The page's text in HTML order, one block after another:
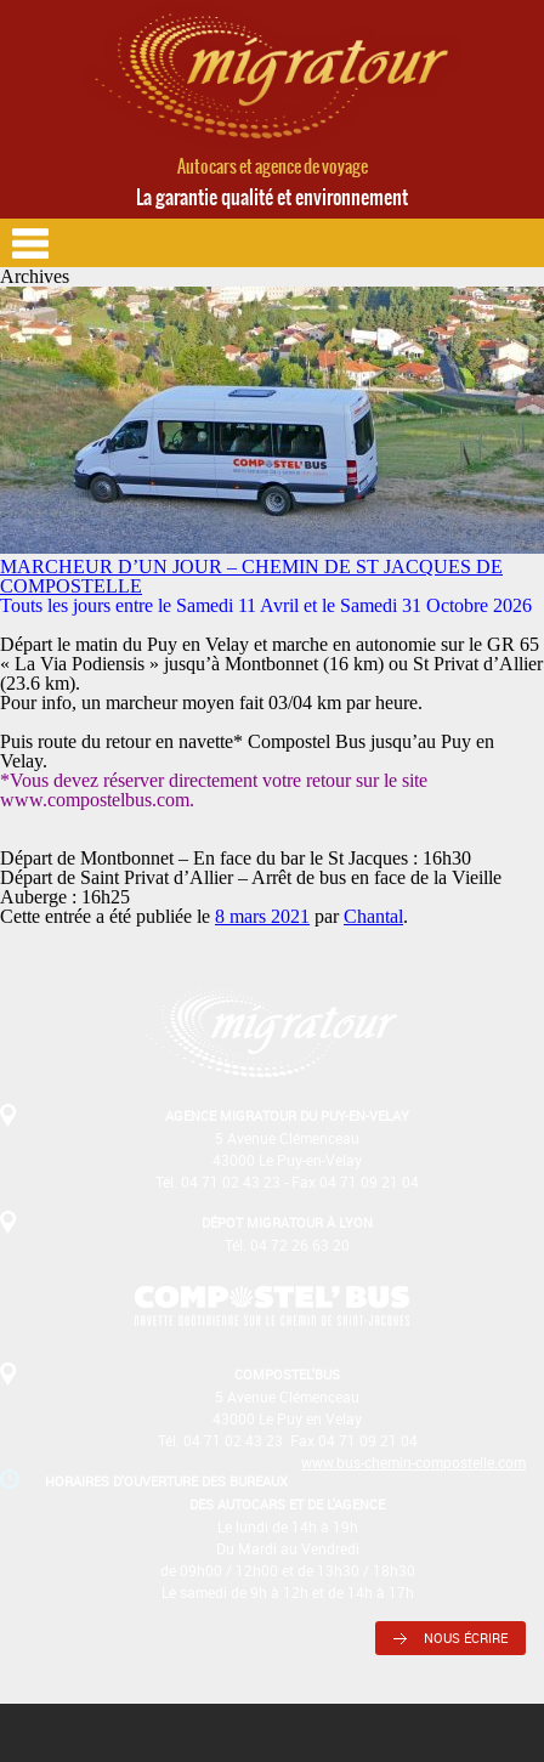
Autocars et agence de voyage
La garantie qualité et environnement
Archives
MARCHEUR D’UN JOUR – CHEMIN DE ST JACQUES DE
COMPOSTELLE
Touts les jours entre le Samedi 11 Avril et le Samedi 31 Octobre 2026
Départ le matin du Puy en Velay et marche en autonomie sur le GR 65
« La Via Podiensis » jusqu’à Montbonnet (16 km) ou St Privat d’Allier
(23.6 km).
Pour info, un marcheur moyen fait 03/04 km par heure.
Puis route du retour en navette* Compostel Bus jusqu’au Puy en
Velay.
*Vous devez réserver directement votre retour sur le site
www.compostelbus.com.
Départ de Montbonnet – En face du bar le St Jacques : 16h30
Départ de Saint Privat d’Allier – Arrêt de bus en face de la Vieille
Auberge : 16h25
Cette entrée a été publiée le 8 mars 2021 parChantal.
NOUS ÉCRIRE